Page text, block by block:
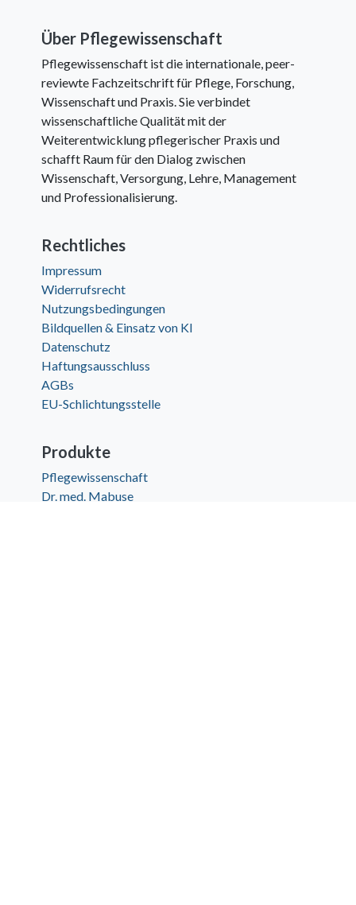
Über Pflegewissenschaft
Pflegewissenschaft ist die internationale, peer-
reviewte Fachzeitschrift für Pflege, Forschung,
Wissenschaft und Praxis. Sie verbindet
wissenschaftliche Qualität mit der
Weiterentwicklung pflegerischer Praxis und
schafft Raum für den Dialog zwischen
Wissenschaft, Versorgung, Lehre, Management
und Professionalisierung.
Rechtliches
Impressum
Widerrufsrecht
Nutzungsbedingungen
Bildquellen & Einsatz von KI
Datenschutz
Haftungsausschluss
AGBs
EU-Schlichtungsstelle
Produkte
Pflegewissenschaft
Dr. med. Mabuse